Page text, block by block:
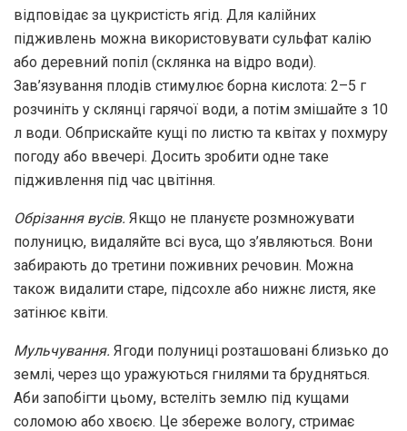
відповідає за цукристість ягід. Для калійних
підживлень можна використовувати сульфат калію
або деревний попіл (склянка на відро води).
Зав’язування плодів стимулює борна кислота: 2–5 г
розчиніть у склянці гарячої води, а потім змішайте з 10
л води. Обприскайте кущі по листю та квітах у похмуру
погоду або ввечері. Досить зробити одне таке
підживлення під час цвітіння.
Обрізання вусів. Якщо не плануєте розмножувати
полуницю, видаляйте всі вуса, що з’являються. Вони
забирають до третини поживних речовин. Можна
також видалити старе, підсохле або нижнє листя, яке
затінює квіти.
Мульчування. Ягоди полуниці розташовані близько до
землі, через що уражуються гнилями та брудняться.
Аби запобігти цьому, встеліть землю під кущами
соломою або хвоєю. Це збереже вологу, стримає